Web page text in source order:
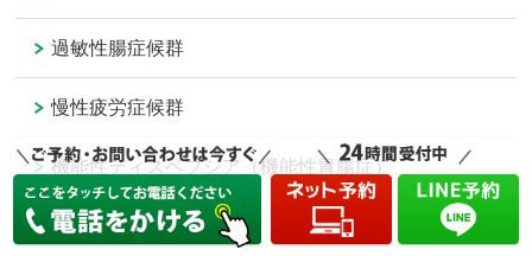
過敏性腸症候群
慢性疲労症候群
機能性ディスペプシア（機能性胃腸症）
コロナ後遺症